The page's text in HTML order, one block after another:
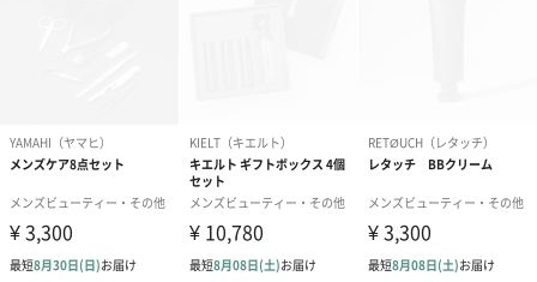
ラッピング
ギフトラッピングを施してお届けいたします。